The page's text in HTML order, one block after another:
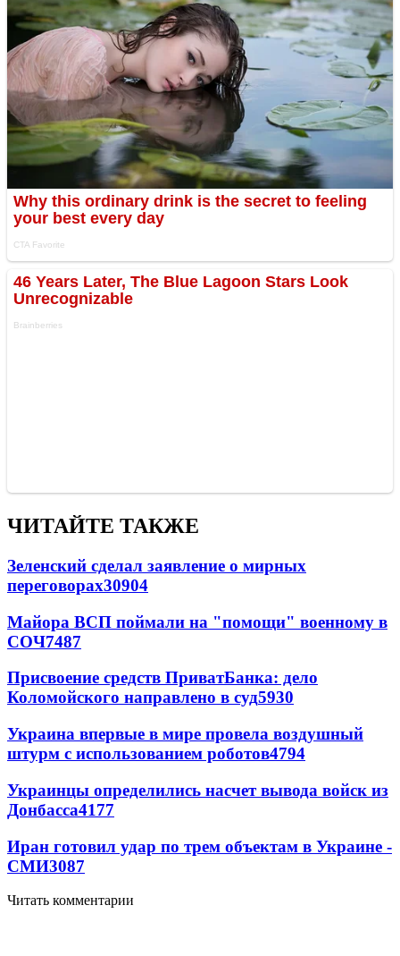
ЧИТАЙТЕ ТАКЖЕ
Зеленский сделал заявление о мирных
переговорах30904
Майора ВСП поймали на "помощи" военному в
СОЧ7487
Присвоение средств ПриватБанка: дело
Коломойского направлено в суд5930
Украина впервые в мире провела воздушный
штурм с использованием роботов4794
Украинцы определились насчет вывода войск из
Донбасса4177
Иран готовил удар по трем объектам в Украине -
СМИ3087
Читать комментарии